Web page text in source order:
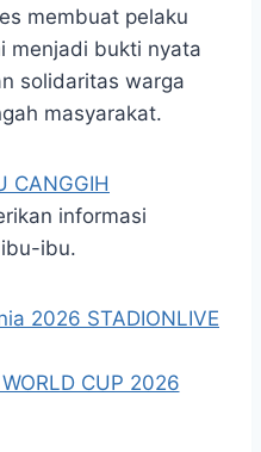
membuat pelaku
menjadi bukti nyata
solidaritas warga
masyarakat.
CANGGIH
informasi
ibu.